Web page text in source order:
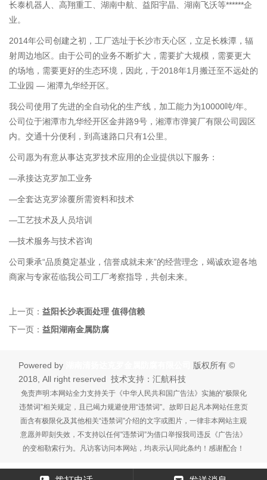
长泰机器人、高翔重工、湖南中航、益阳宇晶、湖南飞沃等******企
业。
2014年公司创建之初，工厂选址于长沙市天心区，立足长株潭，辐
射周边地区。由于公司的业务不断扩大，需要扩大规模，需要更大
的场地，需要更好的生态环境，因此，于2018年1月搬迁至不远处的
工业园 — 湘潭九华经开区。
我公司使用了先进的全自动化的生产线，加工能力为10000吨/年。
公司位于湘潭市九华经开区金井路9号，湘潭市弹簧厂有限公司园区
内。交通十分便利，到高速路口只有1公里。
公司愿为有意从事达克罗技术应用的企业提供以下服务：
—承接达克罗加工业务
—全套达克罗涂覆所需资料和技术
—工艺技术及人员培训
—技术服务与技术咨询
公司秉承“品质奠定基业，信誉成就未来”的经营理念，竭诚欢迎各地
商家与专家莅临我公司工厂考察指导，共创未来。
上一页： 益阳长沙表面处理 值得信赖
下一页： 益阳湖南金属防腐
Powered by
版权所有 ©
2018, All right reserved 技术支持：汇航科技
免责声明:本网站全力支持关于《中华人民共和国广告法》实施的“极限化
违禁词”相关规定，且已竭力规避使用“违禁词”。故即日起凡本网站任意页
面含有极限化及其他相关“违禁词”介绍的文字或图片，一律非本网站主观
意愿并即刻失效，不支持以任何"违禁词”为借口举报我司违反《广告法》
的变相勒索行为。凡访客访问本网站，均表示认同此条约！感谢配合！